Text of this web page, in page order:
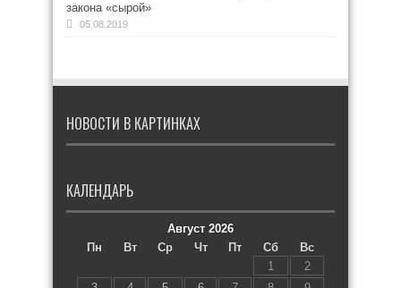
закона «сырой»
05.08.2019
НОВОСТИ В КАРТИНКАХ
КАЛЕНДАРЬ
Август 2026
Пн
Вт Ср Чт Пт Сб
Вс
1
2